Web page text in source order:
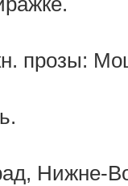
прозы:
Нижне-